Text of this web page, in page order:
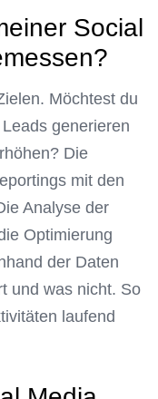
Social
Möchtest du
generieren
Die
mit den
Analyse der
Optimierung
der Daten
und was nicht. So
laufend